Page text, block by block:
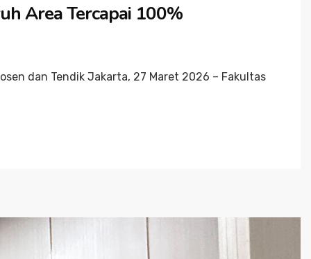
Area Tercapai 100%
dan Tendik Jakarta, 27 Maret 2026 – Fakultas